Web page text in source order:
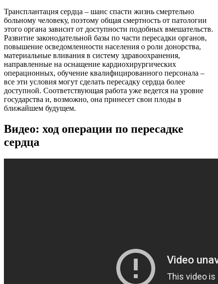
Трансплантация сердца – шанс спасти жизнь смертельно
больному человеку, поэтому общая смертность от патологии
этого органа зависит от доступности подобных вмешательств.
Развитие законодательной базы по части пересадки органов,
повышение осведомленности населения о роли донорства,
материальные вливания в систему здравоохранения,
направленные на оснащение кардиохирургических
операционных, обучение квалифицированного персонала –
все эти условия могут сделать пересадку сердца более
доступной. Соответствующая работа уже ведется на уровне
государства и, возможно, она принесет свои плоды в
ближайшем будущем.
Видео: ход операции по пересадке
сердца